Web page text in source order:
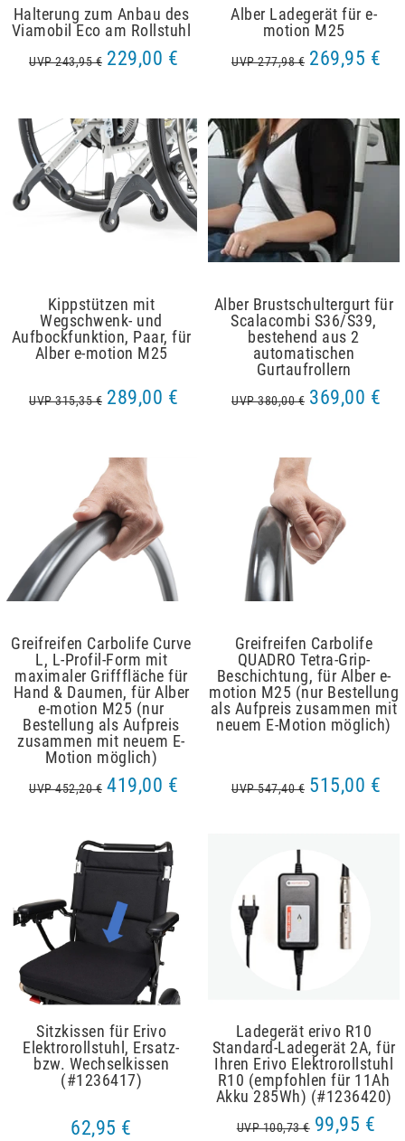
Halterung zum Anbau des
Viamobil Eco am Rollstuhl
UVP 243,95 € 229,00 €
Alber Ladegerät für e-
motion M25
UVP 277,98 € 269,95 €
Kippstützen mit
Wegschwenk- und
Aufbockfunktion, Paar, für
Alber e-motion M25
UVP 315,35 € 289,00 €
Alber Brustschultergurt für
Scalacombi S36/S39,
bestehend aus 2
automatischen
Gurtaufrollern
UVP 380,00 € 369,00 €
Greifreifen Carbolife Curve
L, L-Profil-Form mit
maximaler Grifffläche für
Hand & Daumen, für Alber
e-motion M25 (nur
Bestellung als Aufpreis
zusammen mit neuem E-
Motion möglich)
UVP 452,20 € 419,00 €
Greifreifen Carbolife
QUADRO Tetra-Grip-
Beschichtung, für Alber e-
motion M25 (nur Bestellung
als Aufpreis zusammen mit
neuem E-Motion möglich)
UVP 547,40 € 515,00 €
Sitzkissen für Erivo
Elektrorollstuhl, Ersatz-
bzw. Wechselkissen
(#1236417)
62,95 €
Ladegerät erivo R10
Standard-Ladegerät 2A, für
Ihren Erivo Elektrorollstuhl
R10 (empfohlen für 11Ah
Akku 285Wh) (#1236420)
UVP 100,73 € 99,95 €